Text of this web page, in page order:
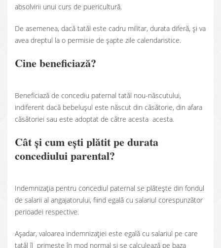
absolvirii unui curs de puericultură.
De asemenea, dacă tatăl este cadru militar, durata diferă, și va
avea dreptul la o permisie de șapte zile calendaristice.
Cine beneficiază?
Beneficiază de concediu paternal tatăl nou-născutului,
indiferent dacă bebelușul este născut din căsătorie, din afara
căsătoriei sau este adoptat de către acesta acesta.
Cât și cum ești plătit pe durata
concediului parental?
Indemnizația pentru concediul paternal se plătește din fondul
de salarii al angajatorului, fiind egală cu salariul corespunzător
perioadei respective.
Așadar, valoarea indemnizației este egală cu salariul pe care
tatăl îl primește în mod normal și se calculează pe baza